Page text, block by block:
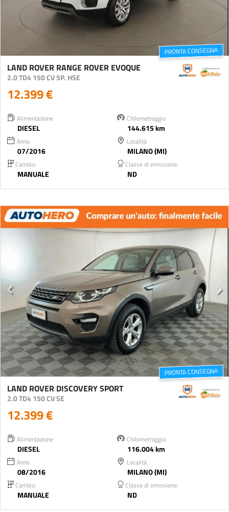
PRONTA CONSEGNA
LAND ROVER RANGE ROVER EVOQUE
2.0 TD4 150 CV 5P. HSE
12.399 €
Alimentazione
DIESEL
Chilometraggio
144.615 km
Anno
07/2016
Località
MILANO (MI)
Cambio:
MANUALE
Classe di emissione:
ND
PRONTA CONSEGNA
LAND ROVER DISCOVERY SPORT
2.0 TD4 150 CV SE
12.399 €
Alimentazione
DIESEL
Chilometraggio
116.004 km
Anno
08/2016
Località
MILANO (MI)
Cambio:
MANUALE
Classe di emissione:
ND